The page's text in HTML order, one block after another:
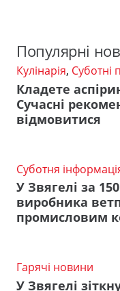
Популярні
Кулінарія, Суботні
Кладете
Сучасні
відмовитися
Суботня
У Звягелі за
виробника
промисловим
Гарячі новини
У Звягелі